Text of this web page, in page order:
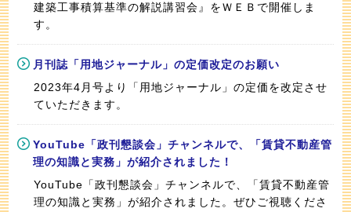
建築工事積算基準の解説講習会』をＷＥＢで開催しま
す。
月刊誌「用地ジャーナル」の定価改定のお願い
2023年4月号より「用地ジャーナル」の定価を改定させ
ていただきます。
YouTube「政刊懇談会」チャンネルで、「賃貸不動産管
理の知識と実務」が紹介されました！
YouTube「政刊懇談会」チャンネルで、「賃貸不動産管
理の知識と実務」が紹介されました。ぜひご視聴くださ